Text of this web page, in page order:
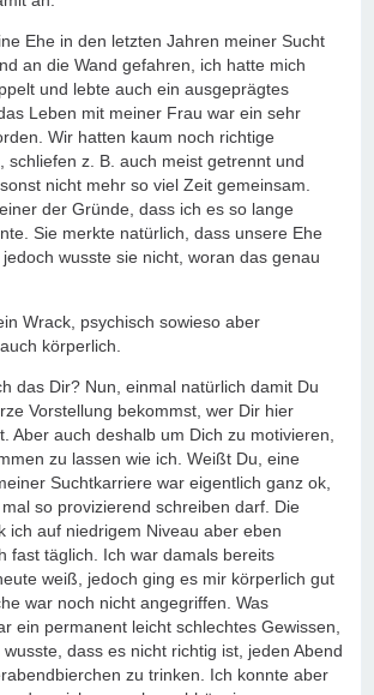
Ehe in den letzten Jahren meiner Sucht
an die Wand gefahren, ich hatte mich
und lebte auch ein ausgeprägtes
Leben mit meiner Frau war ein sehr
Wir hatten kaum noch richtige
schliefen z. B. auch meist getrennt und
nicht mehr so viel Zeit gemeinsam.
der Gründe, dass ich es so lange
Sie merkte natürlich, dass unsere Ehe
wusste sie nicht, woran das genau
Wrack, psychisch sowieso aber
körperlich.
das Dir? Nun, einmal natürlich damit Du
Vorstellung bekommst, wer Dir hier
Aber auch deshalb um Dich zu motivieren,
zu lassen wie ich. Weißt Du, eine
Suchtkarriere war eigentlich ganz ok,
so provizierend schreiben darf. Die
ich auf niedrigem Niveau aber eben
fast täglich. Ich war damals bereits
weiß, jedoch ging es mir körperlich gut
war noch nicht angegriffen. Was
ein permanent leicht schlechtes Gewissen,
dass es nicht richtig ist, jeden Abend
zu trinken. Ich konnte aber